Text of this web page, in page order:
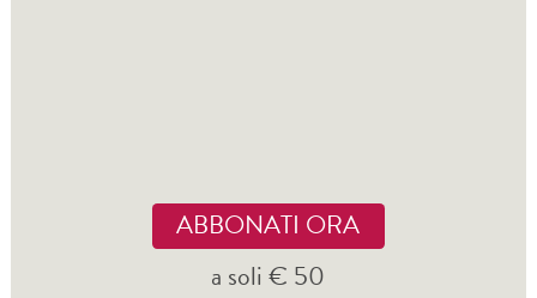
ABBONATI ORA
a soli € 50